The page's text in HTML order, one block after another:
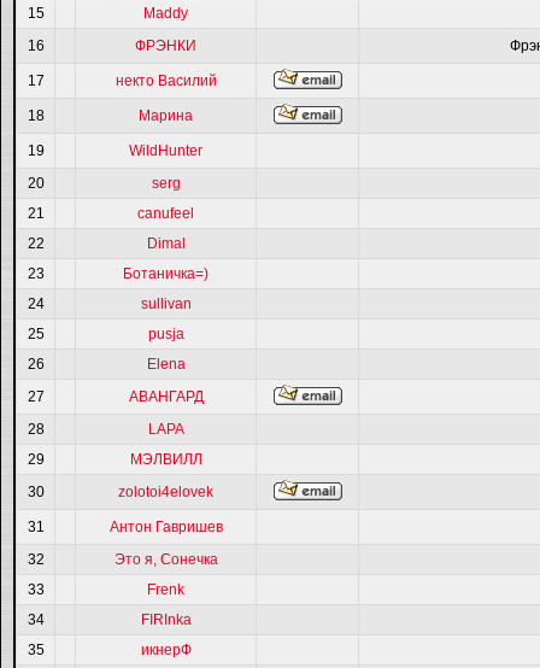
15
Maddy
16
ФРЭНКИ
17 некто Василий
18 Марина
19
WildHunter
20
serg
21
canufeel
22
Dimal
23
Ботаничка=)
24
sullivan
25
pusja
26
Elena
27
АВАНГАРД
28
LAPA
29
МЭЛВИЛЛ
30
zolotoi4elovek
31
Антон Гавришев
32
Это я, Сонечка
33
Frenk
34
FIRInka
35
икнерФ